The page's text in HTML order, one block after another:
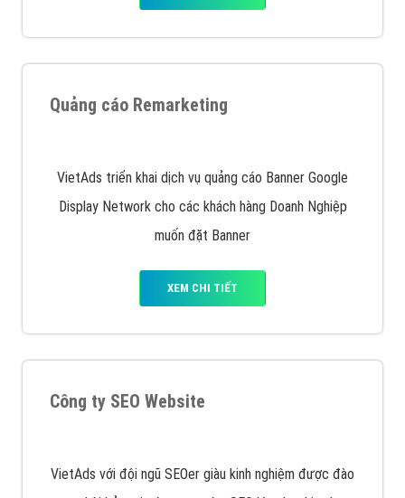
Quảng cáo trên Facebook
VietAds cùng bạn tìm hiểu về các hình thức
quảng cáo facebook hiện nay.